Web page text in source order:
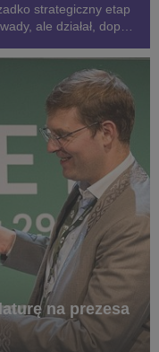
strategiczny etap
ale działał, dopóki
na prezesa